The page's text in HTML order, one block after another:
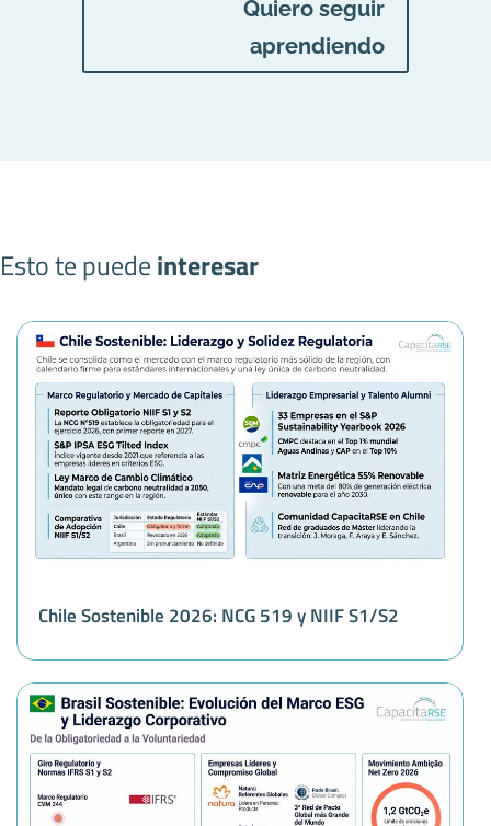
Quiero seguir
aprendiendo
Esto te puedeinteresar
Chile Sostenible 2026: NCG 519 y NIIF S1/S2